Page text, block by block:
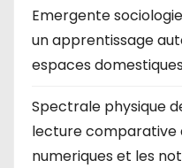
Emergente
un apprentissage
espaces domestiques
Spectrale physique
lecture comparative
numeriques et les